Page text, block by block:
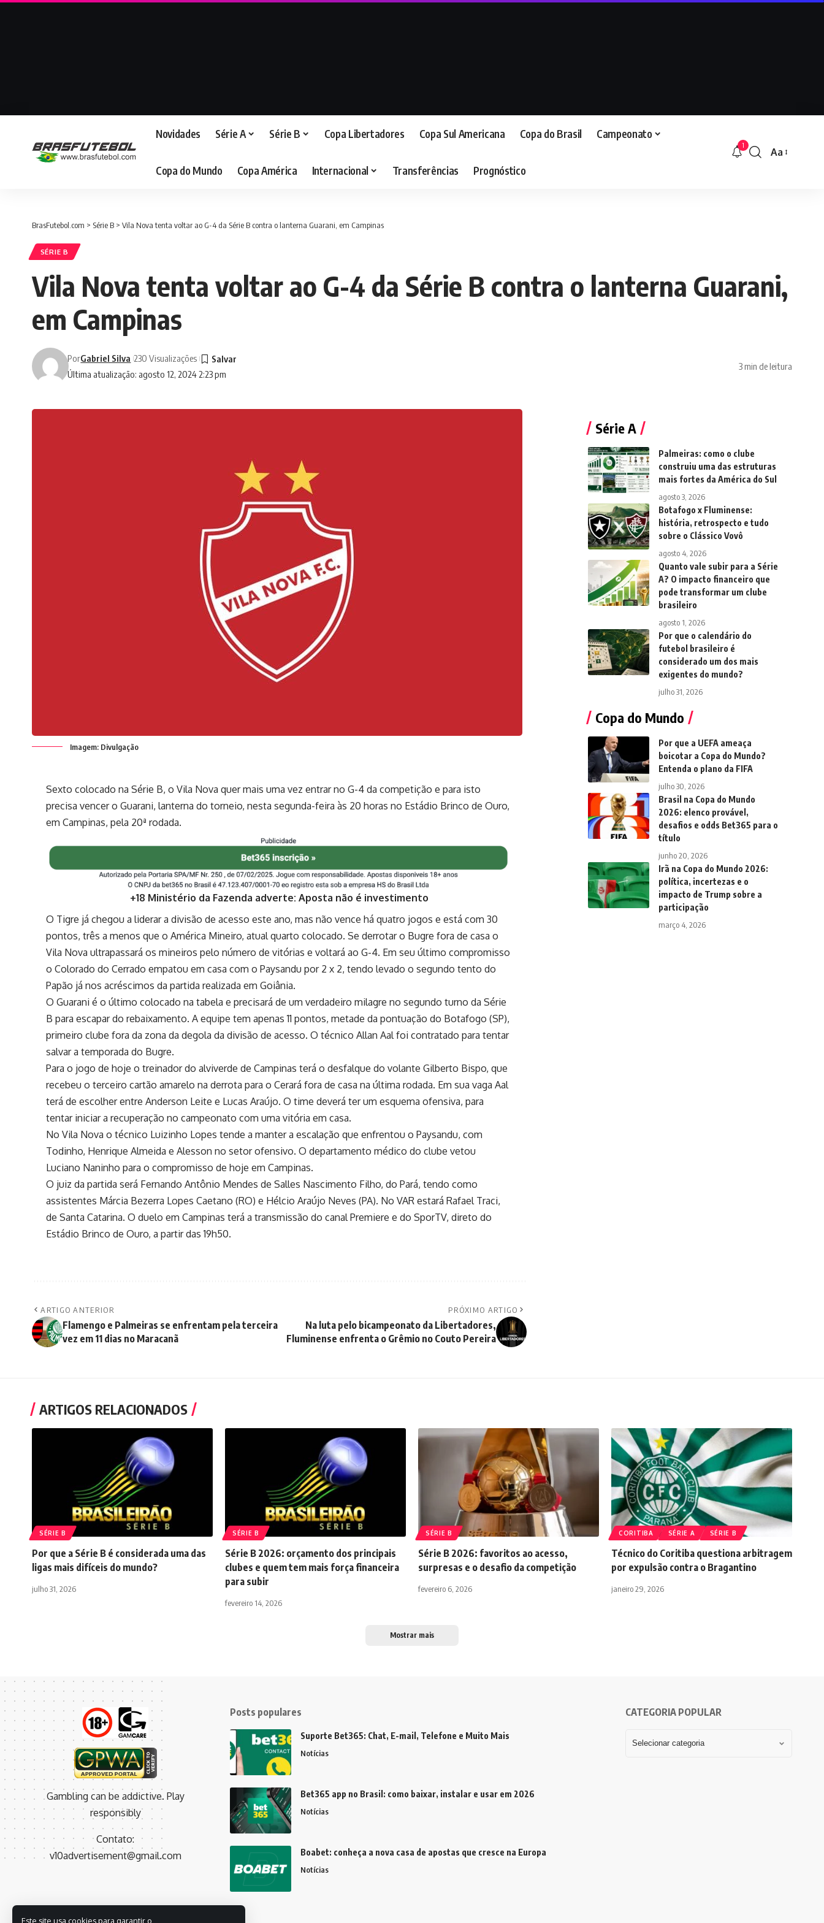
Este site usa cookies para garantir o
Novidades Série A Série B Copa Libertadores Copa Sul Americana Copa do Brasil Campeonato
Copa do Mundo Copa América Internacional Transferências Prognóstico
1
Aa
BrasFutebol.com > Série B > Vila Nova tenta voltar ao G-4 da Série B contra o lanterna Guarani, em Campinas
SÉRIE B
Vila Nova tenta voltar ao G-4 da Série B contra o lanterna Guarani,
em Campinas
Última atualização: agosto 12, 2024 2:23 pm
PorGabriel Silva 230 Visualizações
3 min de leitura
Imagem: Divulgação
Sexto colocado na Série B, o Vila Nova quer mais uma vez entrar no G-4 da competição e para isto
precisa vencer o Guarani, lanterna do torneio, nesta segunda-feira às 20 horas no Estádio Brinco de Ouro,
em Campinas, pela 20ª rodada.
+18 Ministério da Fazenda adverte: Aposta não é investimento
O Tigre já chegou a liderar a divisão de acesso este ano, mas não vence há quatro jogos e está com 30
pontos, três a menos que o América Mineiro, atual quarto colocado. Se derrotar o Bugre fora de casa o
Vila Nova ultrapassará os mineiros pelo número de vitórias e voltará ao G-4. Em seu último compromisso
o Colorado do Cerrado empatou em casa com o Paysandu por 2 x 2, tendo levado o segundo tento do
Papão já nos acréscimos da partida realizada em Goiânia.
O Guarani é o último colocado na tabela e precisará de um verdadeiro milagre no segundo turno da Série
B para escapar do rebaixamento. A equipe tem apenas 11 pontos, metade da pontuação do Botafogo (SP),
primeiro clube fora da zona da degola da divisão de acesso. O técnico Allan Aal foi contratado para tentar
salvar a temporada do Bugre.
Para o jogo de hoje o treinador do alviverde de Campinas terá o desfalque do volante Gilberto Bispo, que
recebeu o terceiro cartão amarelo na derrota para o Cerará fora de casa na última rodada. Em sua vaga Aal
terá de escolher entre Anderson Leite e Lucas Araújo. O time deverá ter um esquema ofensiva, para
tentar iniciar a recuperação no campeonato com uma vitória em casa.
No Vila Nova o técnico Luizinho Lopes tende a manter a escalação que enfrentou o Paysandu, com
Todinho, Henrique Almeida e Alesson no setor ofensivo. O departamento médico do clube vetou
Luciano Naninho para o compromisso de hoje em Campinas.
O juiz da partida será Fernando Antônio Mendes de Salles Nascimento Filho, do Pará, tendo como
assistentes Márcia Bezerra Lopes Caetano (RO) e Hélcio Araújo Neves (PA). No VAR estará Rafael Traci,
de Santa Catarina. O duelo em Campinas terá a transmissão do canal Premiere e do SporTV, direto do
Estádio Brinco de Ouro, a partir das 19h50.
ARTIGO ANTERIOR
Flamengo e Palmeiras se enfrentam pela terceira
vez em 11 dias no Maracanã
PRÓXIMO ARTIGO
Na luta pelo bicampeonato da Libertadores,
Fluminense enfrenta o Grêmio no Couto Pereira
Série A
Palmeiras: como o clube
construiu uma das estruturas
mais fortes da América do Sul
agosto 3, 2026
Botafogo x Fluminense:
história, retrospecto e tudo
sobre o Clássico Vovô
agosto 4, 2026
Quanto vale subir para a Série
A? O impacto financeiro que
pode transformar um clube
brasileiro
agosto 1, 2026
Por que o calendário do
futebol brasileiro é
considerado um dos mais
exigentes do mundo?
julho 31, 2026
Copa do Mundo
Por que a UEFA ameaça
boicotar a Copa do Mundo?
Entenda o plano da FIFA
julho 30, 2026
Brasil na Copa do Mundo
2026: elenco provável,
desafios e odds Bet365 para o
título
junho 20, 2026
Irã na Copa do Mundo 2026:
política, incertezas e o
impacto de Trump sobre a
participação
março 4, 2026
ARTIGOS RELACIONADOS
SÉRIE B
Por que a Série B é considerada uma das
ligas mais difíceis do mundo?
julho 31, 2026
SÉRIE B
Série B 2026: orçamento dos principais
clubes e quem tem mais força financeira
para subir
fevereiro 14, 2026
SÉRIE B
Série B 2026: favoritos ao acesso,
surpresas e o desafio da competição
fevereiro 6, 2026
CORITIBA SÉRIE A SÉRIE B
Técnico do Coritiba questiona arbitragem
por expulsão contra o Bragantino
janeiro 29, 2026
Mostrar mais
Gambling can be addictive. Play
responsibly
Contato:
v10advertisement@gmail.com
Posts populares
Suporte Bet365: Chat, E-mail, Telefone e Muito Mais
Notícias
Bet365 app no Brasil: como baixar, instalar e usar em 2026
Notícias
Boabet: conheça a nova casa de apostas que cresce na Europa
Notícias
CATEGORIA POPULAR